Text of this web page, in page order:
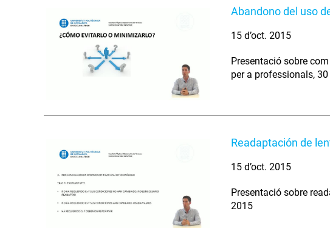
Abandono del uso
15 d’oct. 2015
Presentació sobre
per a professionals,
Readaptación de
15 d’oct. 2015
Presentació sobre
2015